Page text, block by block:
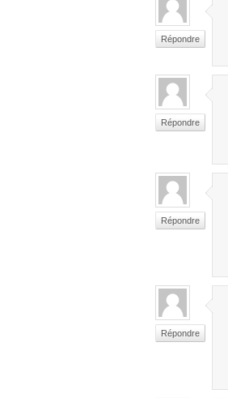
Répondre
Répondre
Répondre
Répondre